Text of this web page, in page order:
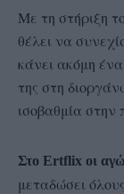
Με τη στήριξη
θέλει να
κάνει ακόμη
της στη
ισοβαθμία στην
Στο Ertflix οι
μεταδώσει